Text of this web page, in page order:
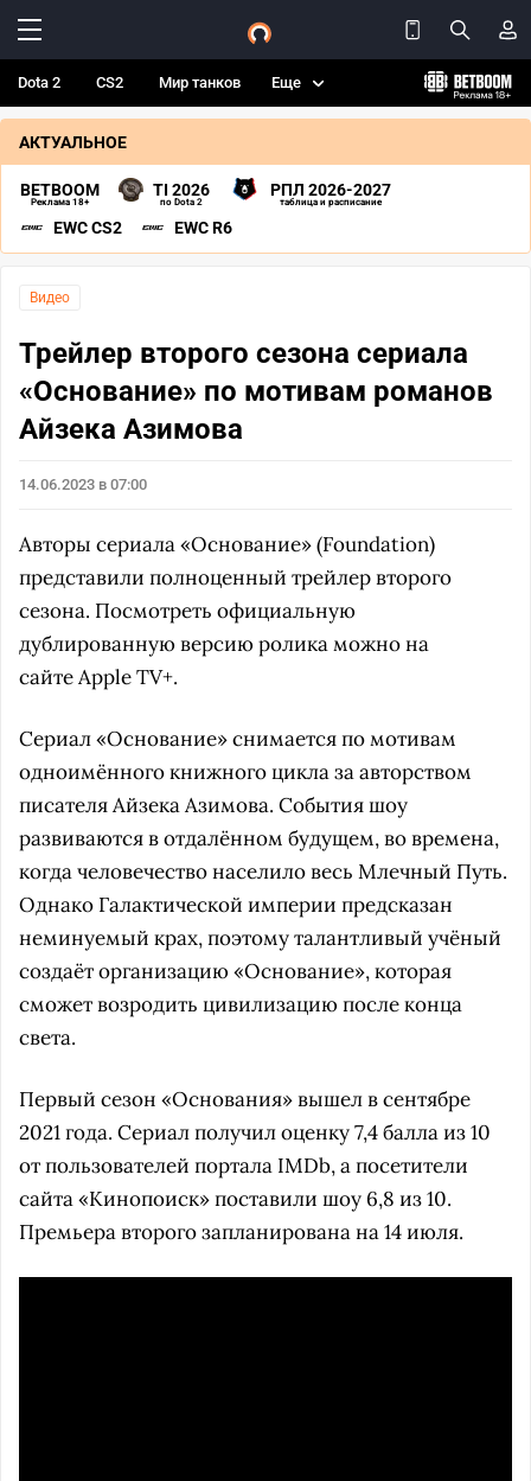
Dota 2 CS2 Мир танков Еще
АКТУАЛЬНОЕ
BETBOOM
Реклама 18+
TI 2026
по Dota 2
РПЛ 2026-2027
таблица и расписание
EWC CS2 EWC R6
Видео
Трейлер второго сезона сериала
«Основание» по мотивам романов
Айзека Азимова
14.06.2023 в 07:00
Авторы сериала «Основание» (Foundation)
представили полноценный трейлер второго
сезона. Посмотреть официальную
дублированную версию ролика можно на
сайте Apple TV+.
Сериал «Основание» снимается по мотивам
одноимённого книжного цикла за авторством
писателя Айзека Азимова. События шоу
развиваются в отдалённом будущем, во времена,
когда человечество населило весь Млечный Путь.
Однако Галактической империи предсказан
неминуемый крах, поэтому талантливый учёный
создаёт организацию «Основание», которая
сможет возродить цивилизацию после конца
света.
Первый сезон «Основания» вышел в сентябре
2021 года. Сериал получил оценку 7,4 балла из 10
от пользователей портала IMDb, а посетители
сайта «Кинопоиск» поставили шоу 6,8 из 10.
Премьера второго запланирована на 14 июля.